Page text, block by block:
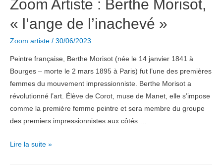
Zoom Artiste : Berthe Morisot,
« l’ange de l’inachevé »
Zoom artiste / 30/06/2023
Peintre française, Berthe Morisot (née le 14 janvier 1841 à
Bourges – morte le 2 mars 1895 à Paris) fut l’une des premières
femmes du mouvement impressionniste. Berthe Morisot a
révolutionné l’art. Élève de Corot, muse de Manet, elle s’impose
comme la première femme peintre et sera membre du groupe
des premiers impressionnistes aux côtés …
Zoom
Lire la suite »